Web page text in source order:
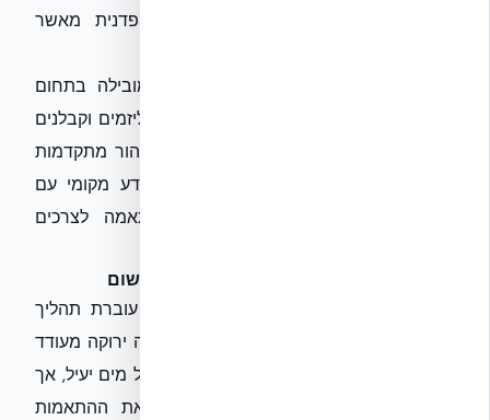
איכות המים הנדרשת לעיתים פחות קפדנית מאשר
, המובילה בתחום
הבנייה הירוקה והקיימות בישראל, מציעות ליזמים וקבלנים
פתרונות חדשניים המשלבים טכנולוגיות טיהור מתקדמות
עם יעילות תפעולית גבוהה. השילוב של ידע מקומי עם
טכנולוגיות בינלאומיות משפר את ההתאמה לצרכים
רגולציה ותקינה ישראלית: מפת דרכים ליישום
הרגולציה הישראלית בנושא מים אפורים עוברת תהליך
התפתחות מתמיד. תקן ישראלי 5281 לבנייה ירוקה מעודד
ואף מחייב במידה מסוימת התייחסות לניהול מים יעיל, אך
חשוב להבין את הפרטים הספציפיים ואת ההתאמות